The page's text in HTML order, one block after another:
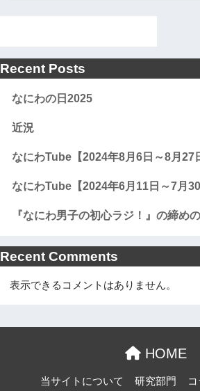
Recent Posts
なにわの日2025
近況
なにわTube【2024年8月6日～8月27
なにわTube【2024年6月11日～7月
『なにわ男子の初心ラジ！』の締め
Recent Comments
表示できるコメントはありません。
HOME
当サイトについて 研究部門